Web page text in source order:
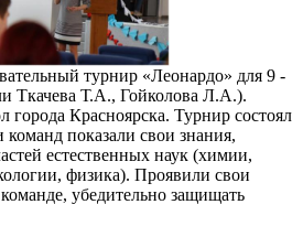
турнир «Леонардо» для 9 -
Ткачева Т.А., Гойколова Л.А.).
города Красноярска. Турнир состоял
показали свои знания,
естественных наук (химии,
физика). Проявили свои
убедительно защищать